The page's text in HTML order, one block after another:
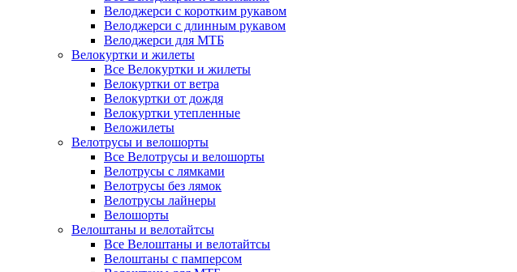
Велоджерси с коротким рукавом
Велоджерси с длинным рукавом
Велоджерси для МТБ
Велокуртки и жилеты
Все Велокуртки и жилеты
Велокуртки от ветра
Велокуртки от дождя
Велокуртки утепленные
Веложилеты
Велотрусы и велошорты
Все Велотрусы и велошорты
Велотрусы с лямками
Велотрусы без лямок
Велотрусы лайнеры
Велошорты
Велоштаны и велотайтсы
Все Велоштаны и велотайтсы
Велоштаны с памперсом